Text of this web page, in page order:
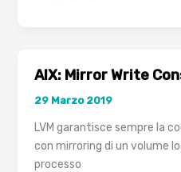
AIX: Mirror Write
29 Marzo 2019
LVM garantisce sempre la
con mirroring di un volume
processo